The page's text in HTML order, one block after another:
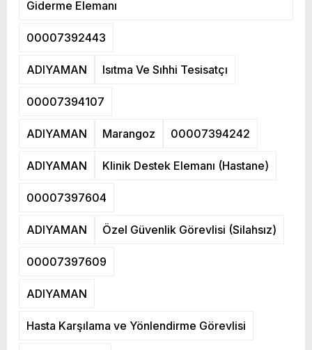
Giderme Elemanı
00007392443
ADIYAMAN Isıtma Ve Sıhhi Tesisatçı
00007394107
ADIYAMAN Marangoz 00007394242
ADIYAMAN Klinik Destek Elemanı (Hastane)
00007397604
ADIYAMAN Özel Güvenlik Görevlisi (Silahsız)
00007397609
ADIYAMAN
Hasta Karşılama ve Yönlendirme Görevlisi